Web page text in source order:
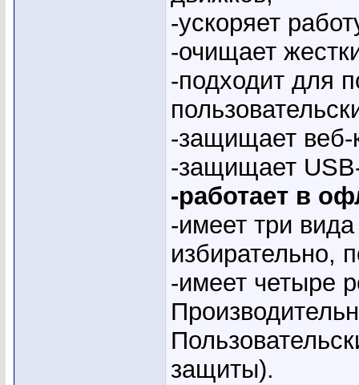
-ускоряет
-очищает
-подходит для
-защищает веб-
-защищает
-работает в
-имеет три
избирательно,
-имеет четыре
защиты).